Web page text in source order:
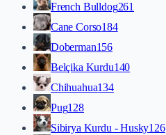
French Bulldog261
Cane Corso184
Doberman156
Belçika Kurdu140
Chihuahua134
Pug128
Sibirya Kurdu - Husky126